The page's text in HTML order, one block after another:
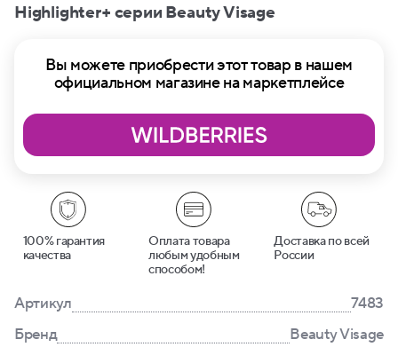
Highlighter+ серии Beauty Visage
Вы можете приобрести этот товар в нашем
официальном магазине на маркетплейсе
100% гарантия
качества
Оплата товара
любым удобным
способом!
Доставка по всей
России
Артикул
7483
Бренд
Beauty Visage